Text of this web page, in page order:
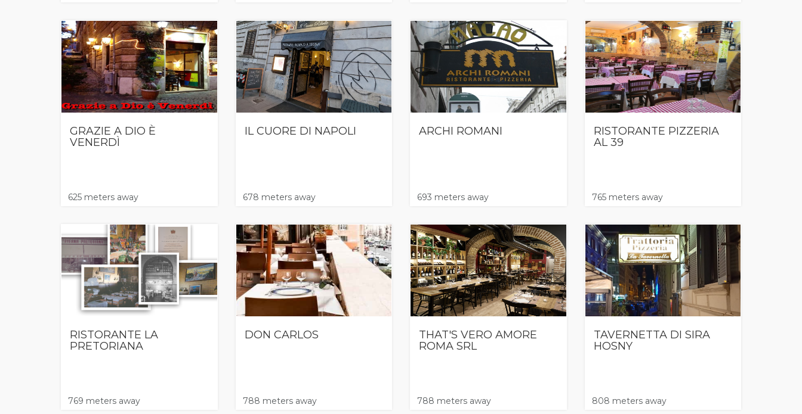
GRAZIE A DIO È
VENERDÌ
625 meters away
IL CUORE DI NAPOLI
678 meters away
ARCHI ROMANI
693 meters away
RISTORANTE PIZZERIA
AL 39
765 meters away
RISTORANTE LA
PRETORIANA
769 meters away
DON CARLOS
788 meters away
THAT'S VERO AMORE
ROMA SRL
788 meters away
TAVERNETTA DI SIRA
HOSNY
808 meters away